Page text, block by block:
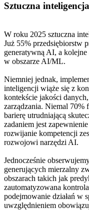
Sztuczna
W roku 2025 sztuczna
Już 55% przedsiębiorstw
generatywną AI, a
w obszarze AI/ML.
Niemniej jednak,
inteligencji wiąże się z
kontekście jakości
zarządzania. Niemal 70%
barierę utrudniającą
zadaniem jest
rozwijanie kompetencji
rozwojowi narzędzi AI.
Jednocześnie
generujących mierzalny
obszarach takich jak
zautomatyzowana
podejmowanie działań w
uwzględnieniem